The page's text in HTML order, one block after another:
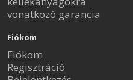
vonatkozó garancia
Fiókom
Fiókom
Regisztráció